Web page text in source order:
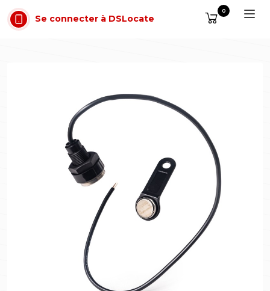
Aller au contenu
Se connecter à DSLocate
0